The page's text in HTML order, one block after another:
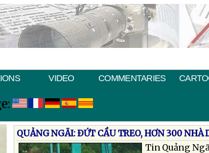
VIDEO COMMENTARIES
QUẢNG NGÃI: ÐỨT CẦU TREO, HƠN 300 NHÀ
Tin Quảng